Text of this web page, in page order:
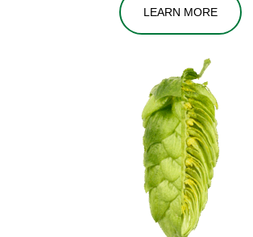
LEARN MORE